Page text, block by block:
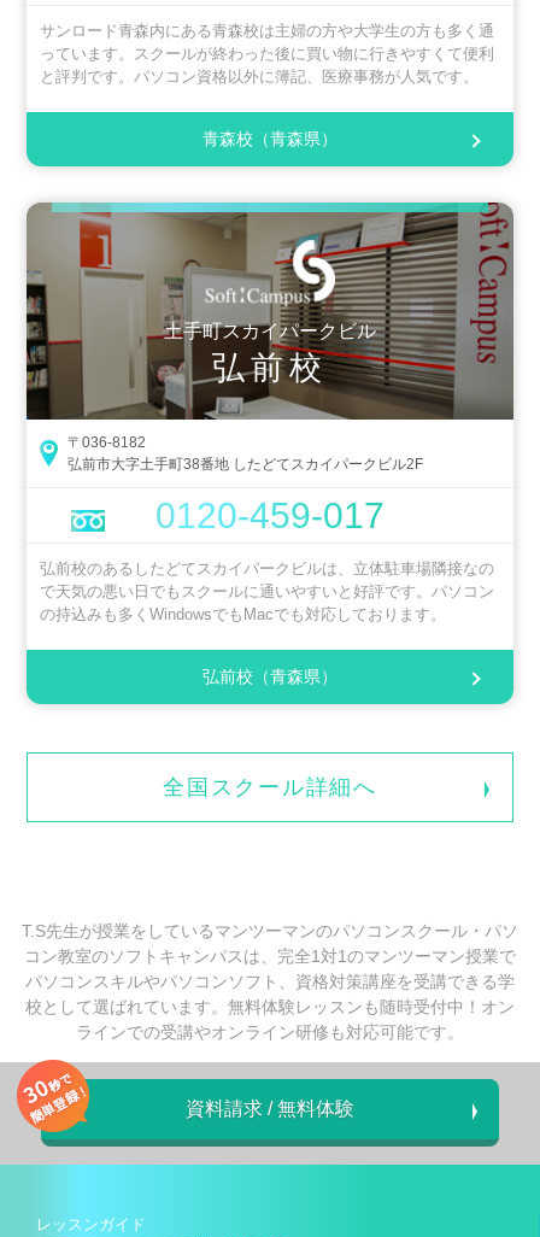
サンロード青森内にある青森校は主婦の方や大学生の方も多く通
っています。スクールが終わった後に買い物に行きやすくて便利
と評判です。パソコン資格以外に簿記、医療事務が人気です。
青森校（青森県）
土手町スカイパークビル
弘前校
〒036-8182
弘前市大字土手町38番地 したどてスカイパークビル2F
0120-459-017
弘前校のあるしたどてスカイパークビルは、立体駐車場隣接なの
で天気の悪い日でもスクールに通いやすいと好評です。パソコン
の持込みも多くWindowsでもMacでも対応しております。
弘前校（青森県）
全国スクール詳細へ
T.S先生が授業をしているマンツーマンのパソコンスクール・パソ
コン教室のソフトキャンパスは、完全1対1のマンツーマン授業で
パソコンスキルやパソコンソフト、資格対策講座を受講できる学
校として選ばれています。無料体験レッスンも随時受付中！オン
ラインでの受講やオンライン研修も対応可能です。
資料請求 / 無料体験
レッスンガイド